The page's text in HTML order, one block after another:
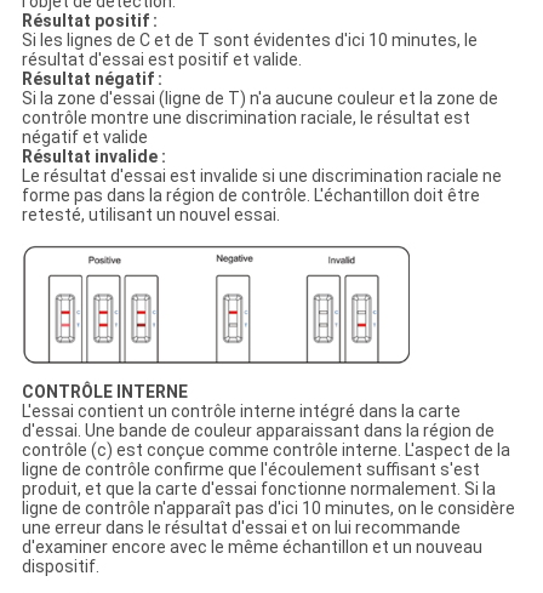
Résultat positif :
Si les lignes de C et de T sont évidentes d'ici 10 minutes, le
résultat d'essai est positif et valide.
Résultat négatif :
Si la zone d'essai (ligne de T) n'a aucune couleur et la zone de
contrôle montre une discrimination raciale, le résultat est
négatif et valide
Résultat invalide :
Le résultat d'essai est invalide si une discrimination raciale ne
forme pas dans la région de contrôle. L'échantillon doit être
retesté, utilisant un nouvel essai.
CONTRÔLE INTERNE
L'essai contient un contrôle interne intégré dans la carte
d'essai. Une bande de couleur apparaissant dans la région de
contrôle (c) est conçue comme contrôle interne. L'aspect de la
ligne de contrôle confirme que l'écoulement suffisant s'est
produit, et que la carte d'essai fonctionne normalement. Si la
ligne de contrôle n'apparaît pas d'ici 10 minutes, on le considère
une erreur dans le résultat d'essai et on lui recommande
d'examiner encore avec le même échantillon et un nouveau
dispositif.